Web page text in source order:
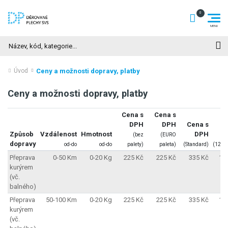
Úvod Ceny a možnosti dopravy, platby
Ceny a možnosti dopravy, platby
Způsob
dopravy
Vzdálenost
od-do
Hmotnost
od-do
Cena s
DPH
(bez
palety)
Cena s
DPH
(EURO
paleta)
Cena s
DPH
(Standard)
Přeprava
kurýrem
(vč.
balného)
0-50 Km 0-20 Kg 225 Kč 225 Kč 335 Kč 1
Přeprava
kurýrem
(vč.
50-100 Km 0-20 Kg 225 Kč 225 Kč 335 Kč 1